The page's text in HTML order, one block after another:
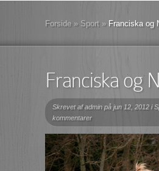
Forside » Sport » Franciska og
Franciska og
Skrevet afadmin på jun 12, 2012 i
kommentarer